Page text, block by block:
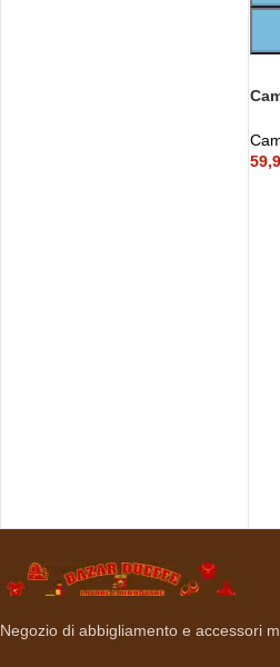
Negozio di abbigliamento e accessori